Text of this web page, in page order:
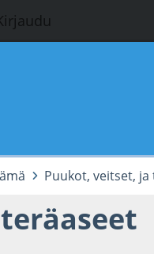
Puukot, veitset,